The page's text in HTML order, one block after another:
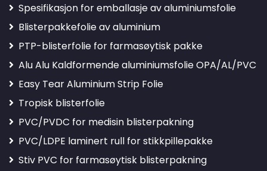
Spesifikasjon for emballasje av aluminiumsfolie
Blisterpakkefolie av aluminium
PTP-blisterfolie for farmasøytisk pakke
Alu Alu Kaldformende aluminiumsfolie OPA/AL/PVC
Easy Tear Aluminium Strip Folie
Tropisk blisterfolie
PVC/PVDC for medisin blisterpakning
PVC/LDPE laminert rull for stikkpillepakke
Stiv PVC for farmasøytisk blisterpakning